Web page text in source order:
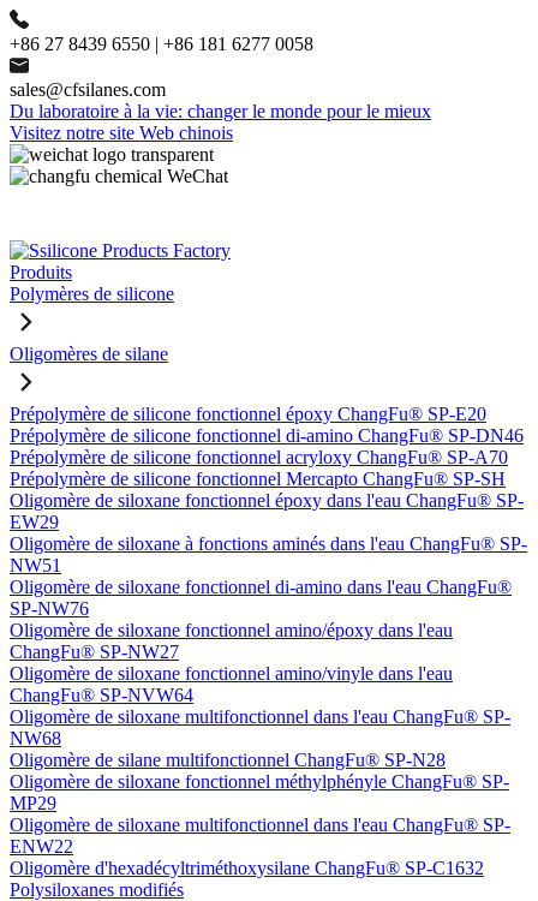
+86 27 8439 6550 | +86 181 6277 0058
sales@cfsilanes.com
Du laboratoire à la vie: changer le monde pour le mieux
Visitez notre site Web chinois
Produits
Polymères de silicone
Oligomères de silane
Prépolymère de silicone fonctionnel époxy ChangFu® SP-E20
Prépolymère de silicone fonctionnel di-amino ChangFu® SP-DN46
Prépolymère de silicone fonctionnel acryloxy ChangFu® SP-A70
Prépolymère de silicone fonctionnel Mercapto ChangFu® SP-SH
Oligomère de siloxane fonctionnel époxy dans l'eau ChangFu® SP-
EW29
Oligomère de siloxane à fonctions aminés dans l'eau ChangFu® SP-
NW51
Oligomère de siloxane fonctionnel di-amino dans l'eau ChangFu®
SP-NW76
Oligomère de siloxane fonctionnel amino/époxy dans l'eau
ChangFu® SP-NW27
Oligomère de siloxane fonctionnel amino/vinyle dans l'eau
ChangFu® SP-NVW64
Oligomère de siloxane multifonctionnel dans l'eau ChangFu® SP-
NW68
Oligomère de silane multifonctionnel ChangFu® SP-N28
Oligomère de siloxane fonctionnel méthylphényle ChangFu® SP-
MP29
Oligomère de siloxane multifonctionnel dans l'eau ChangFu® SP-
ENW22
Oligomère d'hexadécyltriméthoxysilane ChangFu® SP-C1632
Polysiloxanes modifiés